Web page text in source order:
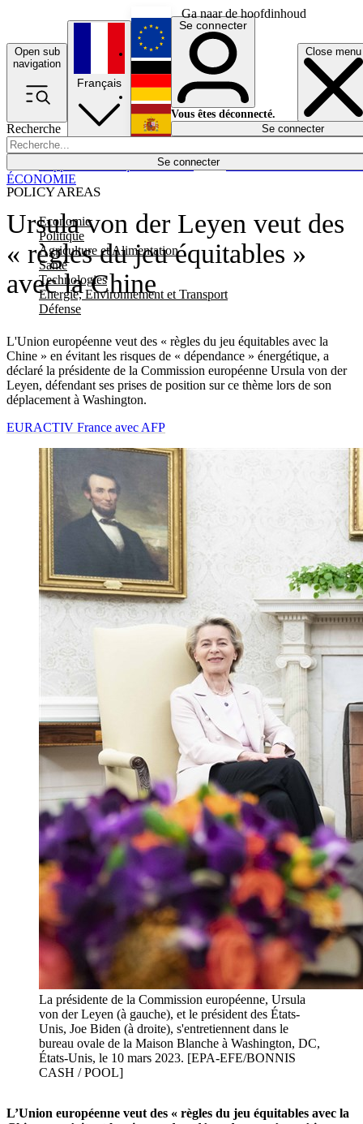
Ga naar de hoofdinhoud
Open sub
navigation
Close menu
Recherche
Se connecter
POLICY AREAS
Economie
Politique
Agriculture et Alimentation
Santé
Technologies
Energie, Environnement et Transport
Défense
Économie
Français
English
Deutsch
Español
Se connecter
Vous êtes déconnecté.
Se connecter
Ursula von der Leyen veut des
« règles du jeu équitables »
avec la Chine
L'Union européenne veut des « règles du jeu équitables avec la
Chine » en évitant les risques de « dépendance » énergétique, a
déclaré la présidente de la Commission européenne Ursula von der
Leyen, défendant ses prises de position sur ce thème lors de son
déplacement à Washington.
ÉCONOMIE
EURACTIV France avec AFP
La présidente de la Commission européenne, Ursula
von der Leyen (à gauche), et le président des États-
Unis, Joe Biden (à droite), s'entretiennent dans le
bureau ovale de la Maison Blanche à Washington, DC,
États-Unis, le 10 mars 2023. [EPA-EFE/BONNIS
CASH / POOL]
L’Union européenne veut des « règles du jeu équitables avec la